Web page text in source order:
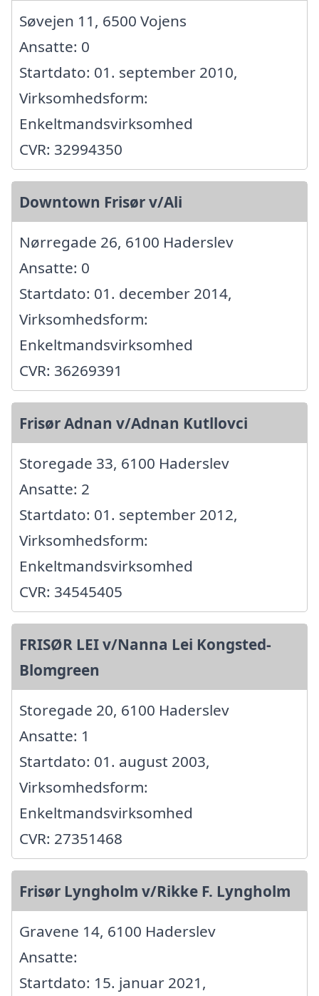
Søvejen 11, 6500 Vojens
Ansatte: 0
Startdato: 01. september 2010,
Virksomhedsform:
Enkeltmandsvirksomhed
CVR: 32994350
Downtown Frisør v/Ali
Nørregade 26, 6100 Haderslev
Ansatte: 0
Startdato: 01. december 2014,
Virksomhedsform:
Enkeltmandsvirksomhed
CVR: 36269391
Frisør Adnan v/Adnan Kutllovci
Storegade 33, 6100 Haderslev
Ansatte: 2
Startdato: 01. september 2012,
Virksomhedsform:
Enkeltmandsvirksomhed
CVR: 34545405
FRISØR LEI v/Nanna Lei Kongsted-
Blomgreen
Storegade 20, 6100 Haderslev
Ansatte: 1
Startdato: 01. august 2003,
Virksomhedsform:
Enkeltmandsvirksomhed
CVR: 27351468
Frisør Lyngholm v/Rikke F. Lyngholm
Gravene 14, 6100 Haderslev
Ansatte:
Startdato: 15. januar 2021,